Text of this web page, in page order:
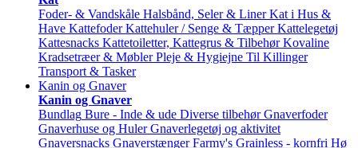
Foder- & Vandskåle Halsbånd, Seler & Liner Kat i Hus &
Have Kattefoder Kattehuler / Senge & Tæpper Kattelegetøj
Kattesnacks Kattetoiletter, Kattegrus & Tilbehør Kovaline
Kradsetræer & Møbler Pleje & Hygiejne Til Killinger
Transport & Tasker
Kanin og Gnaver
Kanin og Gnaver
Bundlag Bure - Inde & ude Diverse tilbehør Gnaverfoder
Gnaverhuse og Huler Gnaverlegetøj og aktivitet
Gnaversnacks Gnaverstænger Farmy's Grainless - kornfri Hø